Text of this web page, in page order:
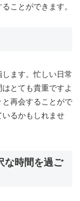
ことができます。
ます。忙しい日常
とても貴重ですよ
再会することがで
いるかもしれませ
な時間を過ご